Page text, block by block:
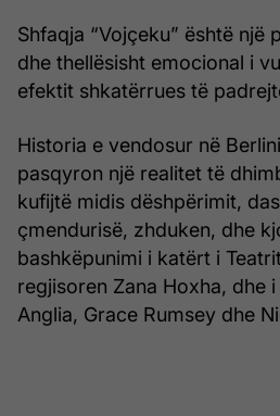
Shfaqja “Vojçeku” është një
dhe thellësisht emocional i
efektit shkatërrues të
Historia e vendosur në
pasqyron një realitet të
kufijtë midis dëshpërimit,
çmendurisë, zhduken, dhe
bashkëpunimi i katërt i
regjisoren Zana Hoxha, dhe
Anglia, Grace Rumsey dhe